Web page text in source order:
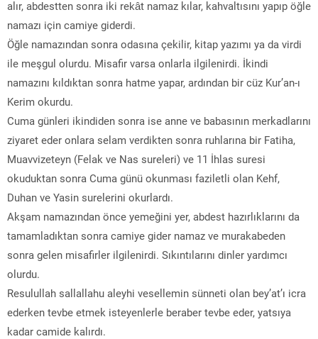
alır, abdestten sonra iki rekât namaz kılar, kahvaltısını yapıp öğle
namazı için camiye giderdi.
Öğle namazından sonra odasına çekilir, kitap yazımı ya da virdi
ile meşgul olurdu. Misafir varsa onlarla ilgilenirdi. İkindi
namazını kıldıktan sonra hatme yapar, ardından bir cüz Kur’an-ı
Kerim okurdu.
Cuma günleri ikindiden sonra ise anne ve babasının merkadlarını
ziyaret eder onlara selam verdikten sonra ruhlarına bir Fatiha,
Muavvizeteyn (Felak ve Nas sureleri) ve 11 İhlas suresi
okuduktan sonra Cuma günü okunması faziletli olan Kehf,
Duhan ve Yasin surelerini okurlardı.
Akşam namazından önce yemeğini yer, abdest hazırlıklarını da
tamamladıktan sonra camiye gider namaz ve murakabeden
sonra gelen misafirler ilgilenirdi. Sıkıntılarını dinler yardımcı
olurdu.
Resulullah sallallahu aleyhi vesellemin sünneti olan bey’at’ı icra
ederken tevbe etmek isteyenlerle beraber tevbe eder, yatsıya
kadar camide kalırdı.